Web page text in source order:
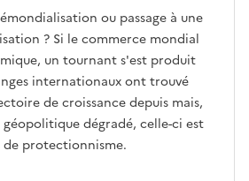
ou passage à une
? Si le commerce mondial
un tournant s'est produit
internationaux ont trouvé
de croissance depuis mais,
dégradé, celle-ci est
de protectionnisme.